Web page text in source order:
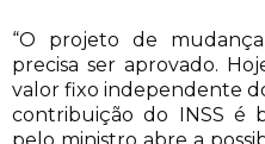
“O projeto de
precisa ser aprovado.
valor fixo independente
contribuição do INSS é